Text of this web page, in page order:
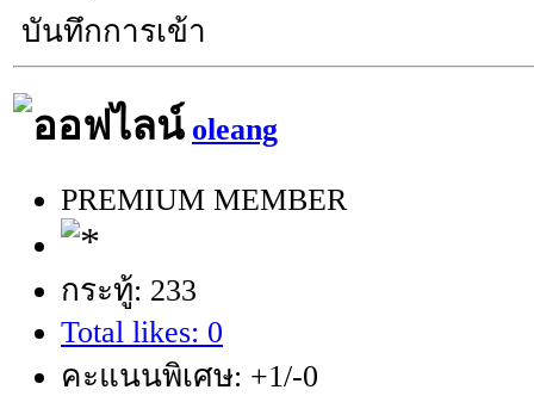
บันทึกการเข้า
oleang
PREMIUM MEMBER
กระทู้: 233
Total likes: 0
คะแนนพิเศษ: +1/-0